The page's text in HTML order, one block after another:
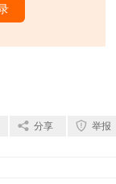
分享 举报